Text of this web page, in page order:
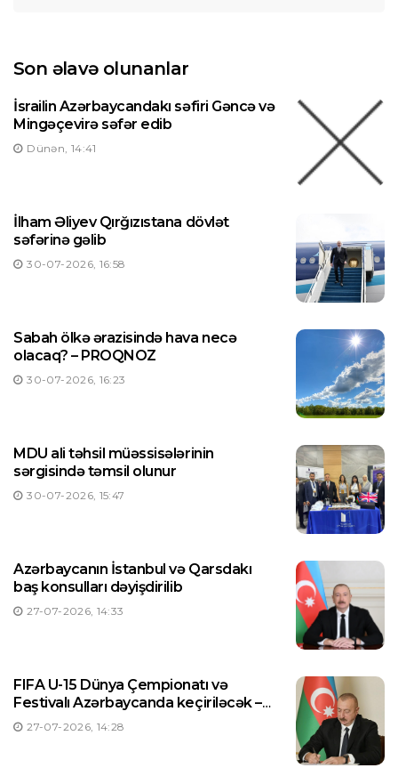
Son əlavə olunanlar
İsrailin Azərbaycandakı səfiri Gəncə və
Mingəçevirə səfər edib
Dünən, 14:41
İlham Əliyev Qırğızıstana dövlət
səfərinə gəlib
30-07-2026, 16:58
Sabah ölkə ərazisində hava necə
olacaq? – PROQNOZ
30-07-2026, 16:23
MDU ali təhsil müəssisələrinin
sərgisində təmsil olunur
30-07-2026, 15:47
Azərbaycanın İstanbul və Qarsdakı
baş konsulları dəyişdirilib
27-07-2026, 14:33
FIFA U-15 Dünya Çempionatı və
Festivalı Azərbaycanda keçiriləcək –
Prezident Sərəncam imzaladı
27-07-2026, 14:28